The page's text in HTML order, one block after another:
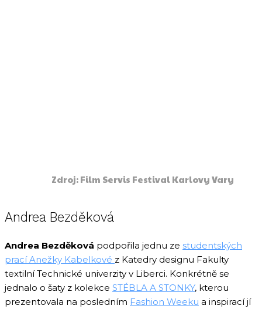
Zdroj: Film Servis Festival Karlovy Vary
Andrea Bezděková
Andrea Bezděková podpořila jednu ze studentských
prací Anežky Kabelkové z Katedry designu Fakulty
textilní Technické univerzity v Liberci. Konkrétně se
jednalo o šaty z kolekce STÉBLA A STONKY, kterou
prezentovala na posledním Fashion Weeku a inspirací jí